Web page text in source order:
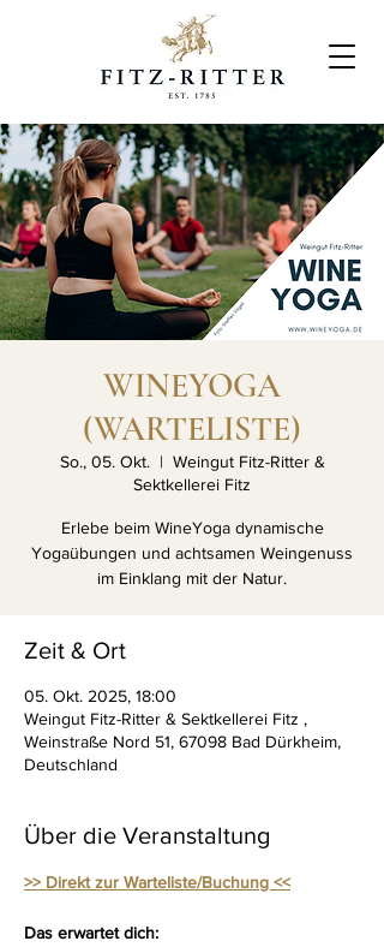
WINEYOGA
(WARTELISTE)
So., 05. Okt.
  |
Weingut Fitz-Ritter &
Sektkellerei Fitz
Erlebe beim WineYoga dynamische
Yogaübungen und achtsamen Weingenuss
im Einklang mit der Natur.
Zeit & Ort
05. Okt. 2025, 18:00
Weingut Fitz-Ritter & Sektkellerei Fitz ,
Weinstraße Nord 51, 67098 Bad Dürkheim,
Deutschland
Über die Veranstaltung
>> Direkt zur Warteliste/Buchung <<
Das erwartet dich: